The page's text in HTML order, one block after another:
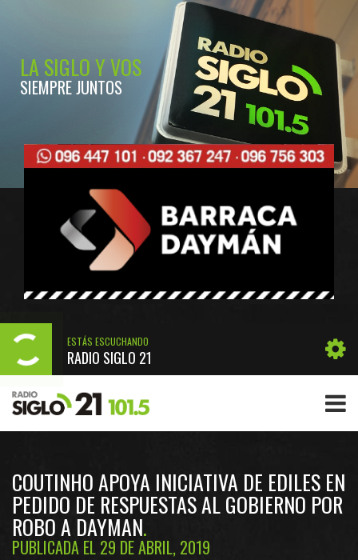
LA SIGLO Y VOS
SIEMPRE JUNTOS
ESTÁS ESCUCHANDO
RADIO SIGLO 21
COUTINHO APOYA INICIATIVA DE EDILES EN
PEDIDO DE RESPUESTAS AL GOBIERNO POR
ROBO A DAYMAN
PUBLICADA EL 29 DE ABRIL, 2019